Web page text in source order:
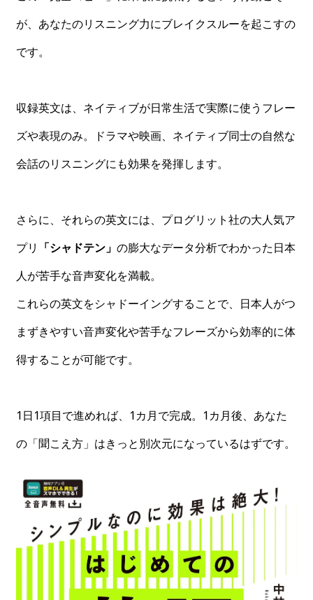
が、あなたのリスニング力にブレイクスルーを起こすの
です。
収録英文は、ネイティブが日常生活で実際に使うフレー
ズや表現のみ。ドラマや映画、ネイティブ同士の自然な
会話のリスニングにも効果を発揮します。
さらに、それらの英文には、プログリット社の大人気ア
プリ 「シャドテン」 の膨大なデータ分析でわかった日本
人が苦手な音声変化を満載。
これらの英文をシャドーイングすることで、日本人がつ
まずきやすい音声変化や苦手なフレーズから効率的に体
得することが可能です。
1日1項目で進めれば、1カ月で完成。1カ月後、あなた
の「聞こえ方」はきっと別次元になっているはずです。